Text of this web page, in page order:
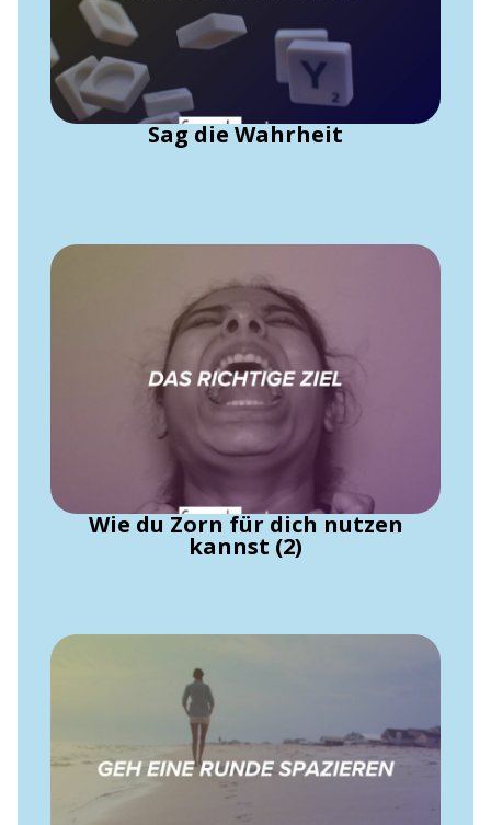
Sag die Wahrheit
Wie du Zorn für dich nutzen
kannst (2)